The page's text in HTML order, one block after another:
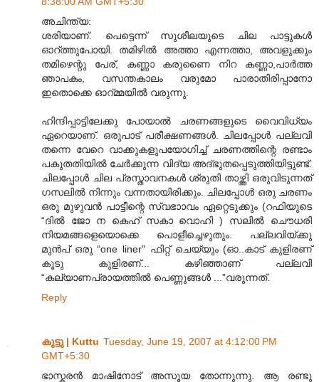
അചിന്ത്യ:
ശരിയാണ്. പെട്ടെന്ന് സുശീലയുടെ ചില പാട്ടുകള്‍
ഓറ്ത്തുപോയി. തമിഴില്‍ അത്താ എന്നത്താ, അവളുക്കും
തമിഴെന്റു പേര്, കണ്ണാ കരുണൈ നിറ കണ്ണാ,പാര്‍ത്ത
ഞാപകം, വസന്തകാലം വരുമോ പാരാതിരിപ്പാനോ
ഇതൊക്കെ ഓറ്മ്മയില്‍ വരുന്നു.
ഹിന്ദിപ്പാട്ടിലേക്കു പോയാല്‍ ചരണങ്ങളുടെ വൈവിധ്യം
ഏറെയാണ്. ഒരുപാട് പരീക്ഷണങ്ങള്‍. ചിലപ്പോള്‍ പല്ലവി
തന്നെ വേറെ വാക്കുകളുപയോഗിച്ച് ചരണത്തിന്റെ രണ്ടാം
പകുതതിയില്‍‍ ചേര്‍ക്കുന്ന വിദ്യ അദ്ഭുതപ്പെടുത്തിയിട്ടുണ്ട്.
ചിലപ്പോള്‍ ചില പ്രസ്താവനകള്‍ ശ്രുതി താഴ്ത്തി ഒരുവിടുന്നത്
ഗസലില്‍ നിന്നും വന്നതായിരിക്കും. ചിലപ്പോള്‍ ഒരു ചരണം
ഒരു മുഴുവന്‍ പാട്ടീന്റെ സ്വഭാ‍ാവം ഏറ്റെടുക്കും (റഫിയുടെ
“ദില്‍ ജോ ന കെഹ് സകാ വൊഹി ) സലില്‍ ചൌധരി
നിയമങ്ങളെയൊക്കെ പൊളീച്ചെഴുതും. പല്ലവിയ്ക്കു
മുന്‍പ് ഒരു “one liner" ഫിറ്റ് ചെയ്യും (ഓ..കാട് കുളിരണ്
കൂടു കുളിരണ്... കഴിഞ്ഞാണ് പല്ലവി
“കല്യാണപ്രായത്തില്‍ പെണ്ണുങ്ങള്‍ ...”വരുന്നത്.
Reply
കുട്ടു | Kuttu Tuesday, June 19, 2007 at 4:12:00 PM
GMT+5:30
ഭാസ്കരന്‍ മാഷിനോട് അസൂയ തോന്നുന്നു. ആ രണ്ടു